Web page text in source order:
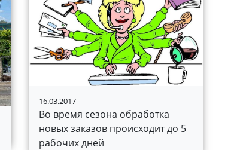
16.03.2017
Во время сезона обработка
новых заказов происходит до 5
рабочих дней